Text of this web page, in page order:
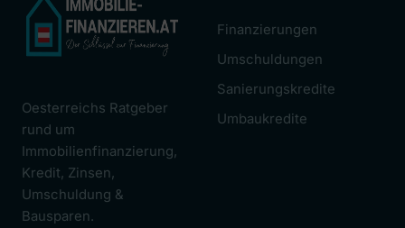
Oesterreichs Ratgeber
rund um
Immobilienfinanzierung,
Kredit, Zinsen,
Umschuldung &
Bausparen.
Finanzierungen
Umschuldungen
Sanierungskredite
Umbaukredite